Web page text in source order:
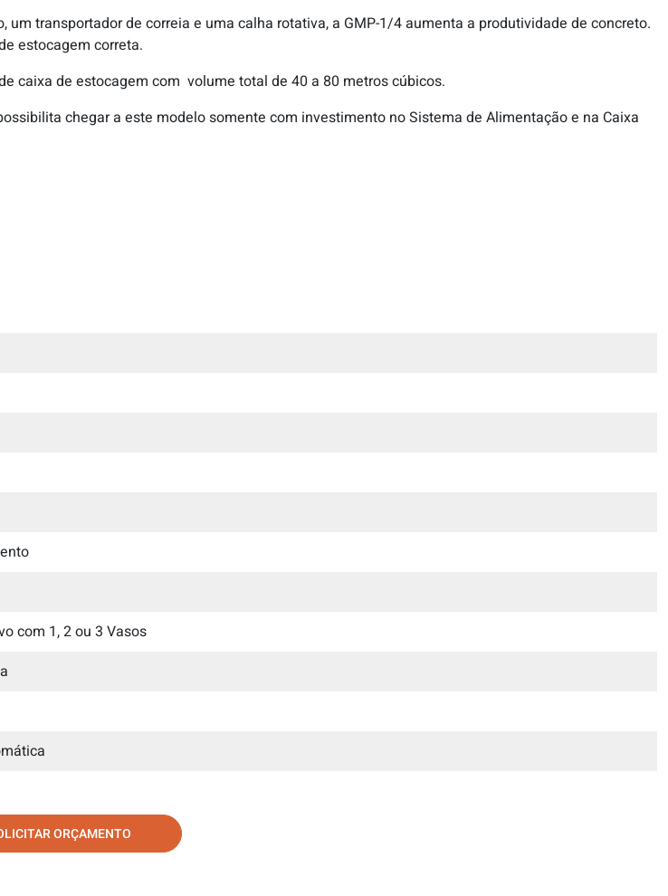
transportador de correia e uma calha rotativa, a GMP-1/4 aumenta a produtividade de concreto.
estocagem correta.
caixa de estocagem com volume total de 40 a 80 metros cúbicos.
chegar a este modelo somente com investimento no Sistema de Alimentação e na Caixa
com 1, 2 ou 3 Vasos
ORÇAMENTO